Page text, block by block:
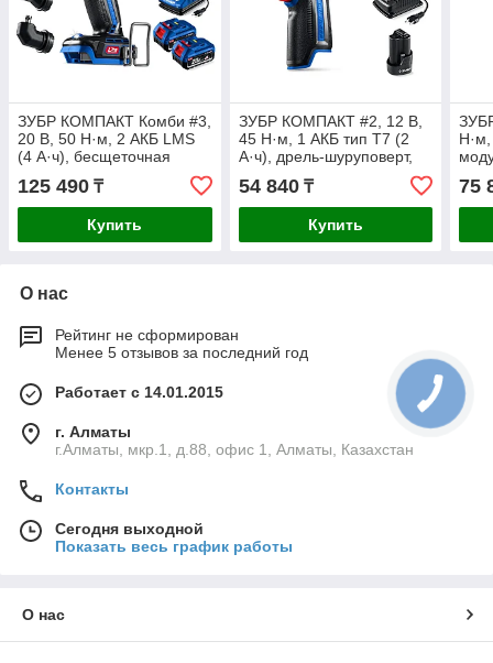
ЗУБР КОМПАКТ Комби #3,
20 В, 50 Н·м, 2 АКБ LMS
(4 А·ч), бесщеточная
модульная дрель-
шуруповерт, кейс,
125 490 ₸
Купить
ЗУБР КОМПАКТ #2, 12 В,
45 Н·м, 1 АКБ тип Т7 (2
А·ч), дрель-шуруповерт,
BRUSHLESS, кейс,
Профессионал
54 840₸
Купить
75
О нас
Рейтинг не сформирован
Менее 5 отзывов за последний год
Работает с 14.01.2015
г. Алматы
г.Алматы, мкр.1, д.88, офис 1, Алматы, Казахстан
Контакты
Сегодня выходной
Показать весь график работы
О нас